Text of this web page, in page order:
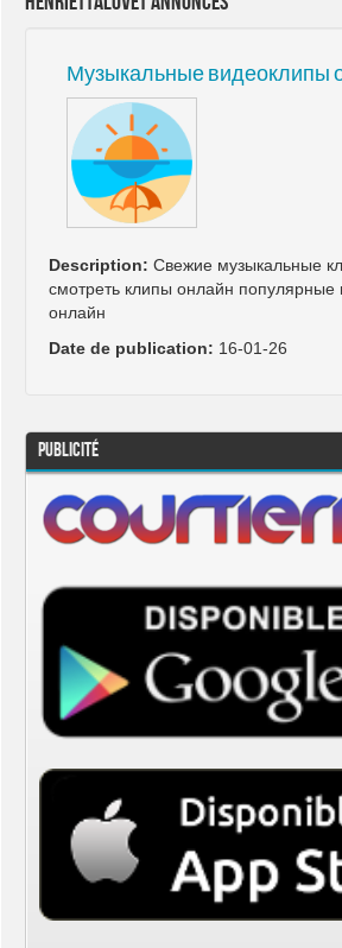
Музыкальные видеоклипы
Description: Свежие музыкальные
смотреть клипы онлайн популярные
онлайн
Date de publication: 16-01-26
Publicité